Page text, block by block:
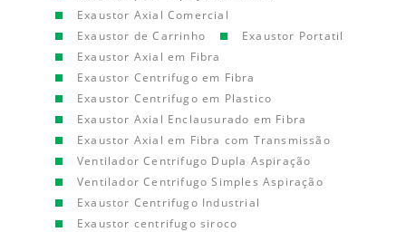
Exaustor Axial Comercial
Exaustor de Carrinho
Exaustor Portatil
Exaustor Axial em Fibra
Exaustor Centrifugo em Fibra
Exaustor Centrifugo em Plastico
Exaustor Axial Enclausurado em Fibra
Exaustor Axial em Fibra com Transmissão
Ventilador Centrifugo Dupla Aspiração
Ventilador Centrifugo Simples Aspiração
Exaustor Centrifugo Industrial
Exaustor centrifugo siroco